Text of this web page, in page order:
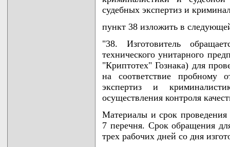
судебных экспертиз и
пункт 38 изложить в
"38. Изготовитель
технического унитарного
"Криптотех" Гознака) для
на соответствие пробному
экспертиз и
осуществления контроля
Материалы и срок проведения
7 перечня. Срок обращения
трех рабочих дней со дня